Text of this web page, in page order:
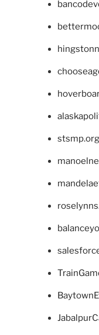
stsmp.org